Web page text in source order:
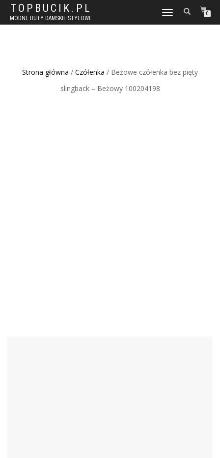
TOPBUCIK.PL
MODNE BUTY DAMSKIE STYLOWE
WŁĄCZ
NAWIGACJĘ
0
Strona główna / Czółenka / Beżowe czółenka bez pięty
slingback – Beżowy 100204198